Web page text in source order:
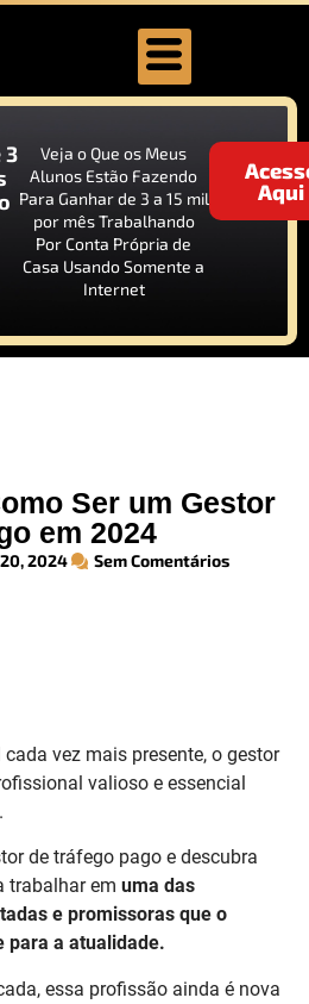
3
Veja o Que os Meus
Alunos Estão Fazendo
Para Ganhar de 3 a 15 mil
por mês Trabalhando
Por Conta Própria de
Casa Usando Somente a
Internet
Aqui
Ser um Gestor
em 2024
2024 Sem Comentários
vez mais presente, o gestor
valioso e essencial
de tráfego pago e descubra
trabalhar em uma das
e promissoras que o
para a atualidade.
essa profissão ainda é nova